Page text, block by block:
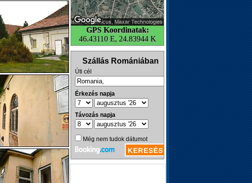
GPS Koordinatak:
46.43110 E, 24.83944 K